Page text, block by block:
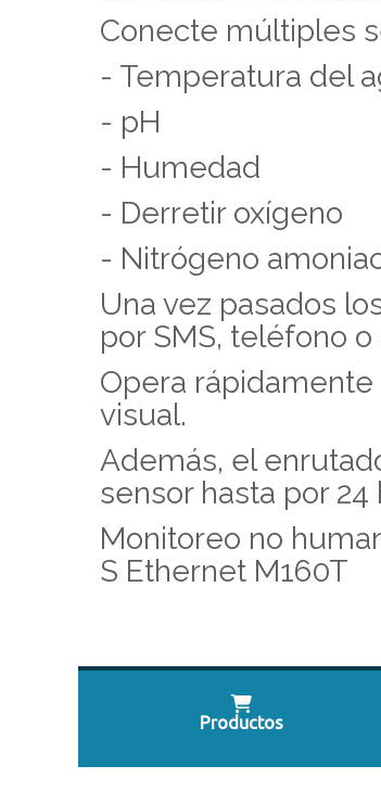
Conecte múltiples
- Temperatura del
- pH
- Humedad
- Derretir oxígeno
- Nitrógeno
Una vez pasados
por SMS, teléfono
Opera rápidamente
visual.
Además, el
sensor hasta por 24
Monitoreo no
S Ethernet M160T
Productos